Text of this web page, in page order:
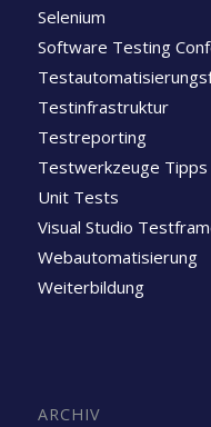
Selenium
Software Testing
Testinfrastruktur
Testreporting
Testwerkzeuge
Unit Tests
Visual Studio
Webautomatisierung
Weiterbildung
ARCHIV